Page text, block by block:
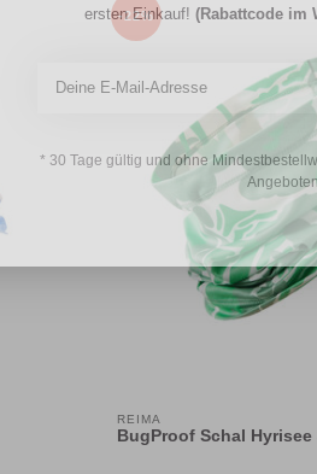
-22%
REIMA
BugProof Schal Hyrisee
ersten Einkauf! (Rabattcode im
* 30 Tage gültig und ohne